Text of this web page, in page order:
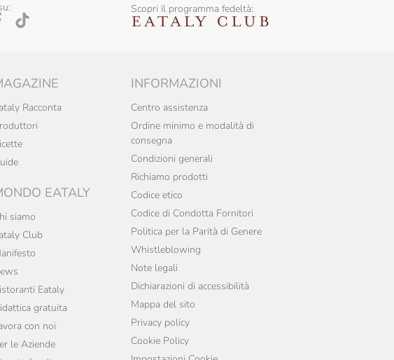
Scopri il programma fedeltà:
Racconta
EATALY
siamo
Club
Eataly
gratuita
con noi
le Aziende
INFORMAZIONI
Centro assistenza
Ordine minimo e modalità di
consegna
Condizioni generali
Richiamo prodotti
Codice etico
Codice di Condotta Fornitori
Politica per la Parità di Genere
Whistleblowing
Note legali
Dichiarazioni di accessibilità
Mappa del sito
Privacy policy
Cookie Policy